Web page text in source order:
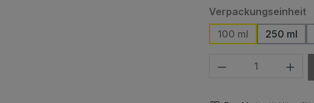
Verpackungseinheit
100 ml
250 ml
Produkt Anzahl: Gib